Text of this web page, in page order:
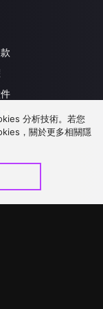
分析技術。若您
，關於更多相關隱